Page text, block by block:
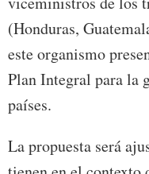
(Honduras,
este organismo
Plan Integral para la
países.
La propuesta será